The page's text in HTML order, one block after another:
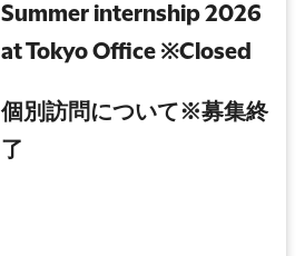
Summer internship 2026
at Tokyo Office ※Closed
個別訪問について※募集終
了